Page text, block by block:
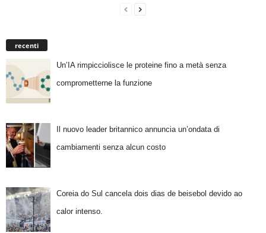
recenti
Un’IA rimpicciolisce le proteine fino a metà senza
comprometterne la funzione
Il nuovo leader britannico annuncia un’ondata di
cambiamenti senza alcun costo
Coreia do Sul cancela dois dias de beisebol devido ao
calor intenso.